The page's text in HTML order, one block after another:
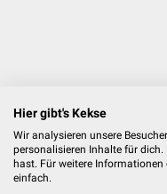
Hier gibt's Kekse
Wir analysieren unsere
personalisieren Inhalte für
hast. Für weitere
einfach.